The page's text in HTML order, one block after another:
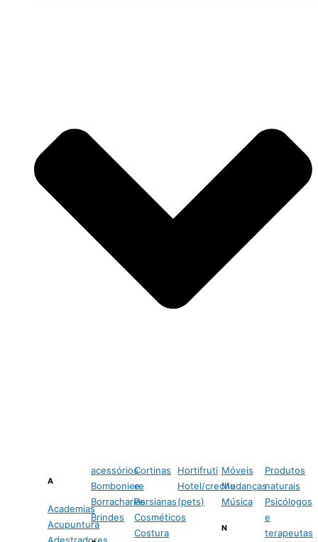
A
Academias
Acupuntura
acessórios
Bomboniere
Borracharias
Brindes
Cortinas
e
Persianas
Cosméticos
Costura
Hortifruti
Hotel/creche
(pets)
Móveis
Mudanças
Música
N
Produtos
naturais
Psicólogos
e
terapeutas